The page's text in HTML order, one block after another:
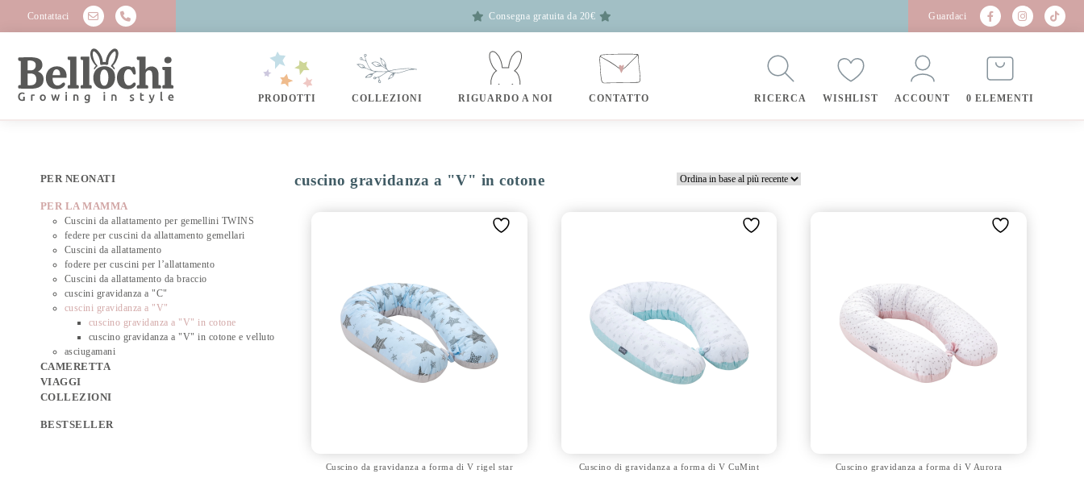
Contattaci Consegna gratuita da 20€ Guardaci
PRODOTTI COLLEZIONI RIGUARDO A NOI CONTATTO RICERCA WISHLIST ACCOUNT 0 ELEMENTI
PER NEONATI
PER LA MAMMA
Cuscini da allattamento per gemellini TWINS
federe per cuscini da allattamento gemellari
Cuscini da allattamento
fodere per cuscini per l’allattamento
Cuscini da allattamento da braccio
cuscini gravidanza a "C"
cuscini gravidanza a "V"
cuscino gravidanza a "V" in cotone
cuscino gravidanza a "V" in cotone e velluto
asciugamani
CAMERETTA
VIAGGI
COLLEZIONI
BESTSELLER
cuscino gravidanza a "V" in cotone
Cuscino da gravidanza a forma di V rigel star Cuscino di gravidanza a forma di V CuMint Cuscino gravidanza a forma di V Aurora